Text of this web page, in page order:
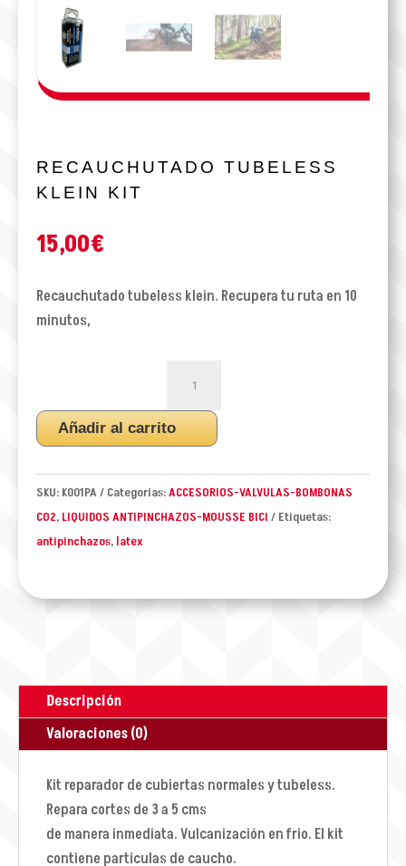
RECAUCHUTADO TUBELESS
KLEIN KIT
15,00€
Recauchutado tubeless klein. Recupera tu ruta en 10
minutos,
TUBELESS
KLEIN
KIT
cantidad
Añadir al carrito
SKU: K001PA Categorías:ACCESORIOS-VALVULAS-BOMBONAS
CO2, LIQUIDOS ANTIPINCHAZOS-MOUSSE BICI
Etiquetas:
antipinchazos, latex
Descripción
Valoraciones (0)
Kit reparador de cubiertas normales y tubeless.
Repara cortes de 3 a 5 cms
de manera inmediata. Vulcanización en frio. El kit
contiene partículas de caucho.